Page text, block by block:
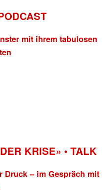
mit ihrem tabulosen
KRISE» • TALK
– im Gespräch mit